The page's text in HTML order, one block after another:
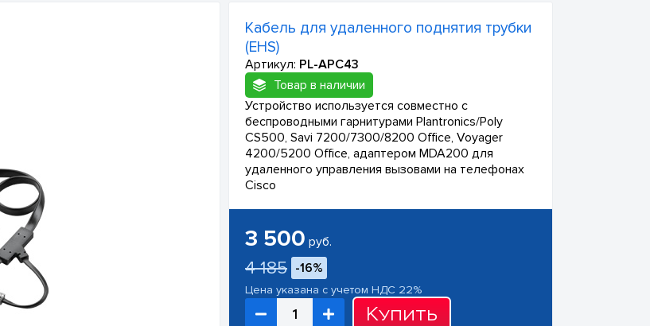
Кабель для удаленного поднятия трубки
(EHS)
Артикул: PL-APC43
Товар в наличии
Устройство используется совместно с
беспроводными гарнитурами Plantronics/Poly
CS500, Savi 7200/7300/8200 Office, Voyager
4200/5200 Office, адаптером MDA200 для
удаленного управления вызовами на телефонах
Cisco
3 500 руб.
4 185 -16%
Цена указана с учетом НДС 22%
Купить